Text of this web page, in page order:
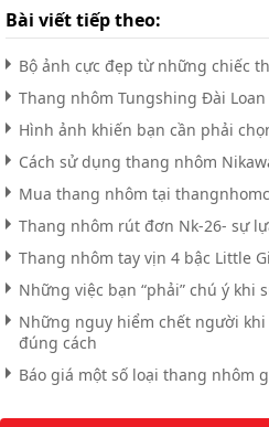
Bài viết tiếp theo:
Bộ ảnh cực đẹp từ những chiếc
Thang nhôm Tungshing Đài
Hình ảnh khiến bạn cần phải
Cách sử dụng thang nhôm
Mua thang nhôm tại
Thang nhôm rút đơn Nk-26- sự
Thang nhôm tay vịn 4 bậc Little
Những việc bạn “phải” chú ý khi
Những nguy hiểm chết người
đúng cách
Báo giá một số loại thang nhôm